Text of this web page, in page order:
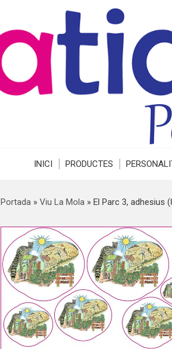
INICI PRODUCTES
Portada» Viu La Mola» El Parc 3, adhesius